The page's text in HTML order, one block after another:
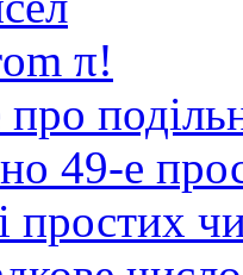
π!
49-е
простих